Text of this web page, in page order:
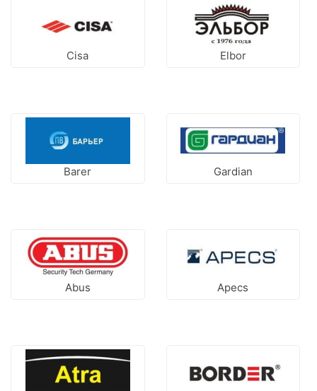
Cisa Elbor
Barer Gardian
Abus Apecs